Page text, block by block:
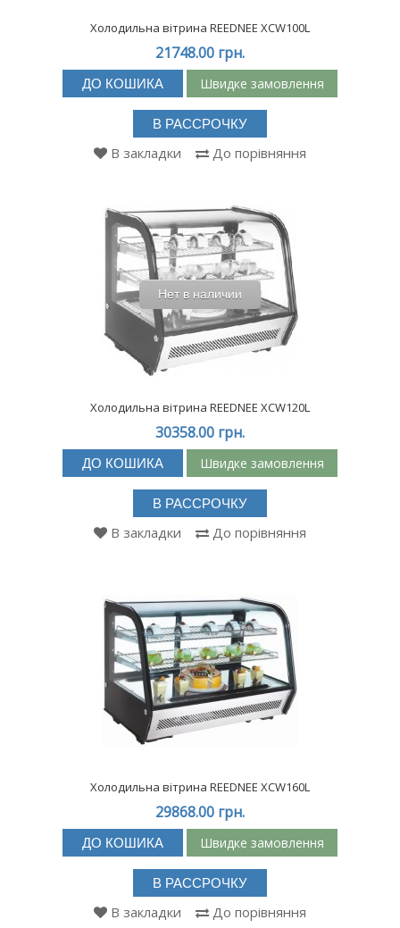
Холодильна вітрина REEDNEE XCW100L
21748.00 грн.
ДО КОШИКА Швидке замовлення
В РАССРОЧКУ
В закладки До порівняння
Нет в наличии
Холодильна вітрина REEDNEE XCW120L
30358.00 грн.
ДО КОШИКА Швидке замовлення
В РАССРОЧКУ
В закладки До порівняння
Холодильна вітрина REEDNEE XCW160L
29868.00 грн.
ДО КОШИКА Швидке замовлення
В РАССРОЧКУ
В закладки До порівняння